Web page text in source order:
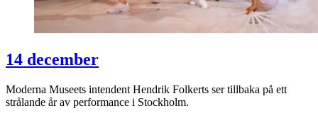
14 december
Moderna Museets intendent Hendrik Folkerts ser tillbaka på ett
strålande år av performance i Stockholm.